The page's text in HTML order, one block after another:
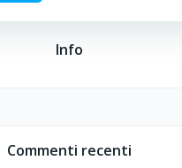
Info
Commenti recenti